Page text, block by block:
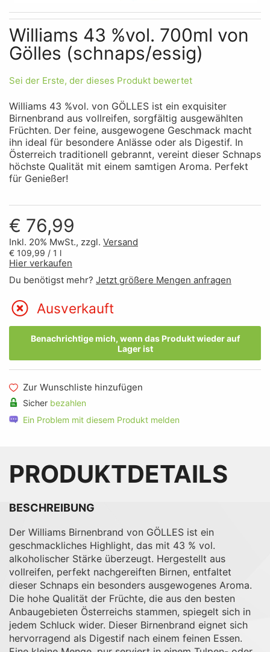
Skip to the beginning of the images gallery
Williams 43 %vol. 700ml von
Gölles (schnaps/essig)
Sei der Erste, der dieses Produkt bewertet
Williams 43 %vol. von GÖLLES ist ein exquisiter
Birnenbrand aus vollreifen, sorgfältig ausgewählten
Früchten. Der feine, ausgewogene Geschmack macht
ihn ideal für besondere Anlässe oder als Digestif. In
Österreich traditionell gebrannt, vereint dieser Schnaps
höchste Qualität mit einem samtigen Aroma. Perfekt
für Genießer!
€ 76,99
Inkl. 20% MwSt., zzgl. Versand
€ 109,99 / 1 l
Hier verkaufen
Du benötigst mehr? Jetzt größere Mengen anfragen
Ausverkauft
Benachrichtige mich, wenn das Produkt wieder auf
Lager ist
Zur Wunschliste hinzufügen
Sicher bezahlen
Ein Problem mit diesem Produkt melden
PRODUKTDETAILS
BESCHREIBUNG
Der Williams Birnenbrand von GÖLLES ist ein
geschmackliches Highlight, das mit 43 % vol.
alkoholischer Stärke überzeugt. Hergestellt aus
vollreifen, perfekt nachgereiften Birnen, entfaltet
dieser Schnaps ein besonders ausgewogenes Aroma.
Die hohe Qualität der Früchte, die aus den besten
Anbaugebieten Österreichs stammen, spiegelt sich in
jedem Schluck wider. Dieser Birnenbrand eignet sich
hervorragend als Digestif nach einem feinen Essen.